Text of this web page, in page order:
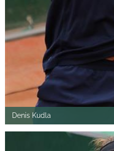
Denis Kudla